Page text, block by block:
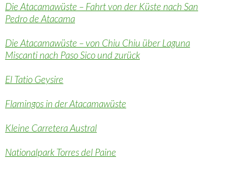
Die Atacamawüste – Fahrt von der Küste nach San
Pedro de Atacama
Die Atacamawüste – von Chiu Chiu über Laguna
Miscanti nach Paso Sico und zurück
El Tatio Geysire
Flamingos in der Atacamawüste
Kleine Carretera Austral
Nationalpark Torres del Paine